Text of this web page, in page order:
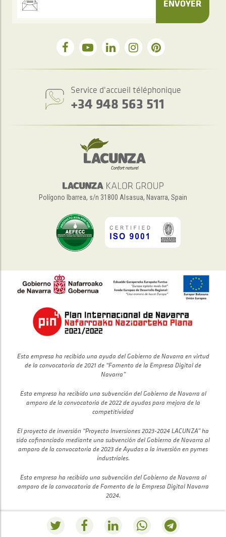
ENVOYER
Service d'accueil téléphonique
+34 948 563 511
Polígono Ibarrea, s/n 31800 Alsasua, Navarra, Spain
Esta empresa ha recibido una ayuda del Gobierno de Navarra en virtud
de la convocatoria de 2021 de “Fomento de la Empresa Digital de
Navarra”
Esta empresa ha recibido una subvención del Gobierno de Navarra al
amparo de la convocatoria de 2022 de ayudas para mejora de la
competitividad
El proyecto de inversión “Proyecto Inversiones 2023-2024 LACUNZA” ha
sido cofinanciado mediante una subvención del Gobierno de Navarra al
amparo de la convocatoria de 2023 de Ayudas a la inversión en pymes
industriales.
Esta empresa ha recibido una subvención del Gobierno de Navarra al
amparo de la convocatoria de Fomento de la Empresa Digital Navarra
2024.